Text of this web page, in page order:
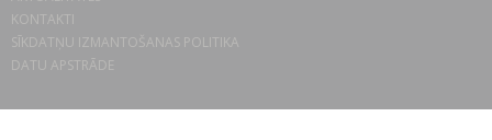
KONTAKTI
SĪKDATŅU IZMANTOŠANAS POLITIKA
DATU APSTRĀDE